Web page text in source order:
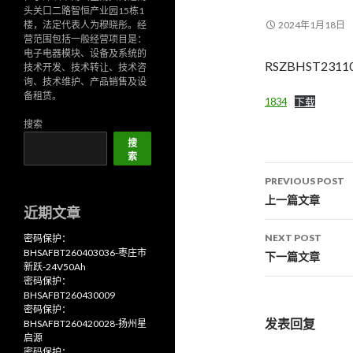
2024年1月18日
1834 下载
Post
navigation
PREVIOUS POST
上一篇文章
NEXT POST
下一篇文章
发表回复
头关口二路智恒产业园15栋1
楼，法定代表人为穆晓彤。经
营范围包括一般经营项目是：
电子电器模块、设备及系统的
技术开发、技术转让、技术咨
询、技术维护、产品销售及设
备租赁。
搜索
搜
索
近期文章
密码保护：
BHSAFBT260403036-枣庄市
新跃-24V50Ah
密码保护：
BHSAFBT260430009
密码保护：
BHSAFBT260420028-扬州星
启源